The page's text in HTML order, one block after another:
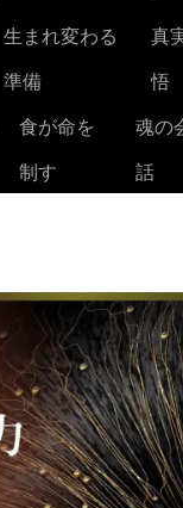
生まれ変わる
準備
真
悟
食が命を
制す
魂の
話